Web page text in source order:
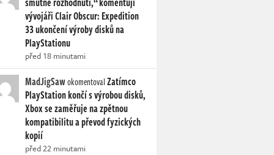
vývojáři Clair Obscur: Expedition
33 ukončení výroby disků na
PlayStationu
před 18 minutami
MadJigSawokomentovalZatímco
PlayStation končí s výrobou disků,
Xbox se zaměřuje na zpětnou
kompatibilitu a převod fyzických
kopií
před 22 minutami